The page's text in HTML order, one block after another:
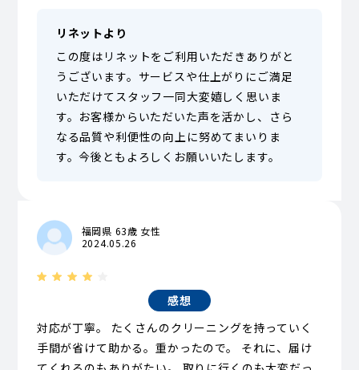
リネットより
この度はリネットをご利用いただきありがと
うございます。サービスや仕上がりにご満足
いただけてスタッフ一同大変嬉しく思いま
す。お客様からいただいた声を活かし、さら
なる品質や利便性の向上に努めてまいりま
す。今後ともよろしくお願いいたします。
福岡県 63歳 女性
2024.05.26
感想
対応が丁寧。 たくさんのクリーニングを持っていく
手間が省けて助かる。重かったので。 それに、届け